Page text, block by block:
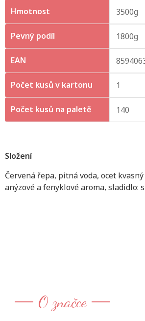
Hmotnost 3500g
Počet kusů na paletě 140
Pevný podíl 1800g
Počet kusů v kartonu 1
EAN
Složení
Červená řepa, pitná voda, ocet
anýzové a fenyklové aroma, sladidlo:
O značce